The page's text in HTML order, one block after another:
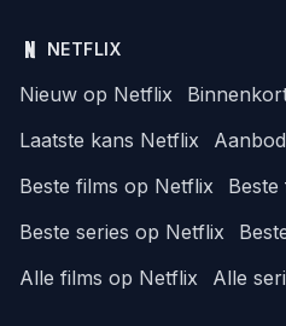
NETFLIX
Nieuw op Netflix
Laatste kans Netflix
Beste films op Netflix
Beste
Beste series op Netflix
Alle films op Netflix
Alle